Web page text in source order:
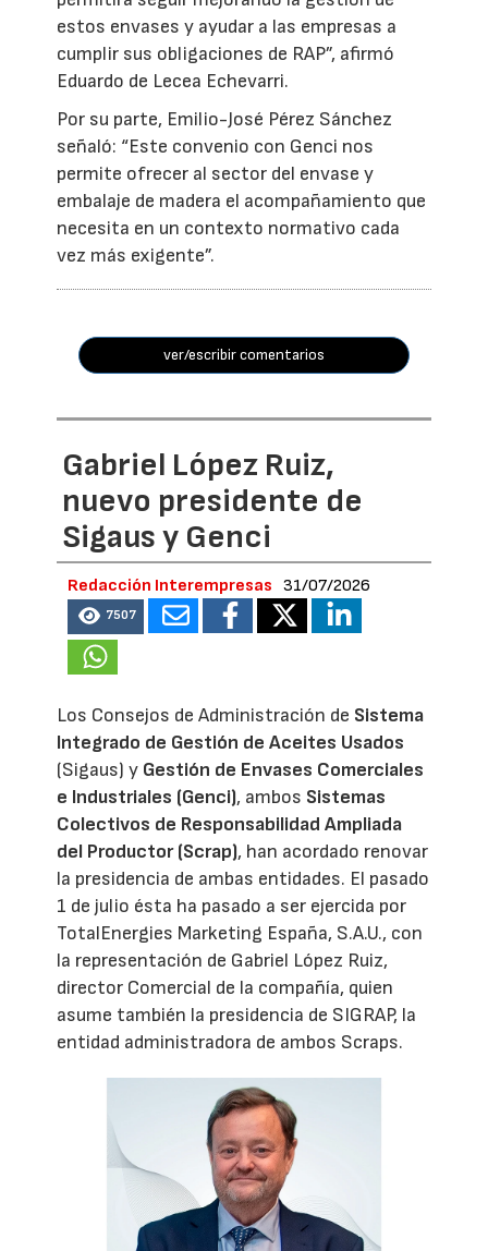
estos envases y ayudar a las empresas a
cumplir sus obligaciones de RAP”, afirmó
Eduardo de Lecea Echevarri.
Por su parte, Emilio-José Pérez Sánchez
señaló: “Este convenio con Genci nos
permite ofrecer al sector del envase y
embalaje de madera el acompañamiento que
necesita en un contexto normativo cada
vez más exigente”.
ver/escribir comentarios
Gabriel López Ruiz,
nuevo presidente de
Sigaus y Genci
Redacción Interempresas 31/07/2026
7507
Los Consejos de Administración de Sistema
Integrado de Gestión de Aceites Usados
(Sigaus) y Gestión de Envases Comerciales
e Industriales (Genci), ambos Sistemas
Colectivos de Responsabilidad Ampliada
del Productor (Scrap), han acordado renovar
la presidencia de ambas entidades. El pasado
1 de julio ésta ha pasado a ser ejercida por
TotalEnergies Marketing España, S.A.U., con
la representación de Gabriel López Ruiz,
director Comercial de la compañía, quien
asume también la presidencia de SIGRAP, la
entidad administradora de ambos Scraps.